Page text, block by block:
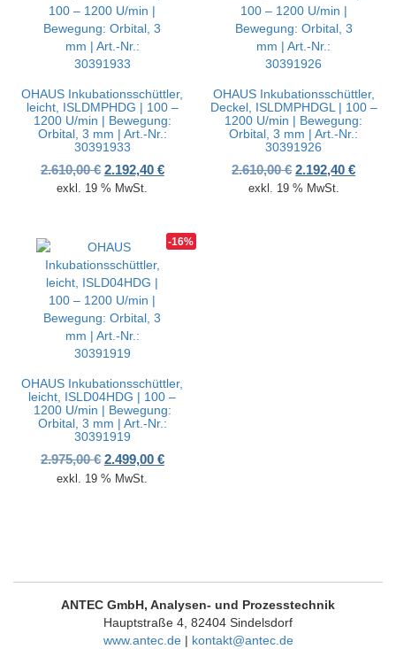
OHAUS Inkubationsschüttler,
leicht, ISLDMPHDG | 100 –
1200 U/min | Bewegung:
Orbital, 3 mm | Art.-Nr.:
30391933
2.610,00€ Ursprünglicher Preis war: 2.610,00 €
2.192,40 €Aktueller Preis ist: 2.192,40 €.
exkl. 19 % MwSt.
OHAUS Inkubationsschüttler,
Deckel, ISLDMPHDGL | 100 –
1200 U/min | Bewegung:
Orbital, 3 mm | Art.-Nr.:
30391926
2.610,00€ Ursprünglicher
2.192,40€
exkl. 19 % MwSt.
-16%
OHAUS Inkubationsschüttler,
leicht, ISLD04HDG | 100 –
1200 U/min | Bewegung:
Orbital, 3 mm | Art.-Nr.:
30391919
2.975,00€ Ursprünglicher Preis war: 2.975,00 €
2.499,00 €Aktueller Preis ist: 2.499,00 €.
exkl. 19 % MwSt.
ANTEC GmbH, Analysen- und Prozesstechnik
Hauptstraße 4, 82404 Sindelsdorf
www.antec.de| kontakt@antec.de